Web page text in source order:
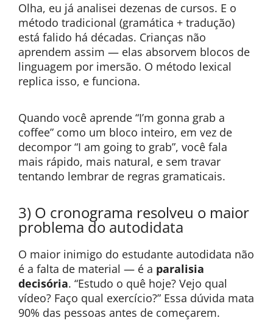
Olha, eu já analisei dezenas de cursos. E o
método tradicional (gramática + tradução)
está falido há décadas. Crianças não
aprendem assim — elas absorvem blocos de
linguagem por imersão. O método lexical
replica isso, e funciona.
Quando você aprende “I’m gonna grab a
coffee” como um bloco inteiro, em vez de
decompor “I am going to grab”, você fala
mais rápido, mais natural, e sem travar
tentando lembrar de regras gramaticais.
3) O cronograma resolveu o maior
problema do autodidata
O maior inimigo do estudante autodidata não
é a falta de material — é a paralisia
decisória. “Estudo o quê hoje? Vejo qual
vídeo? Faço qual exercício?” Essa dúvida mata
90% das pessoas antes de começarem.